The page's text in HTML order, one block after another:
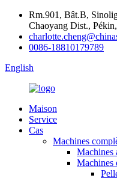
Rm.901, Bât.B,
Chaoyang Dist.,
0086-18810179789
English
Maison
Service
Cas
Machines
Machines
Machines